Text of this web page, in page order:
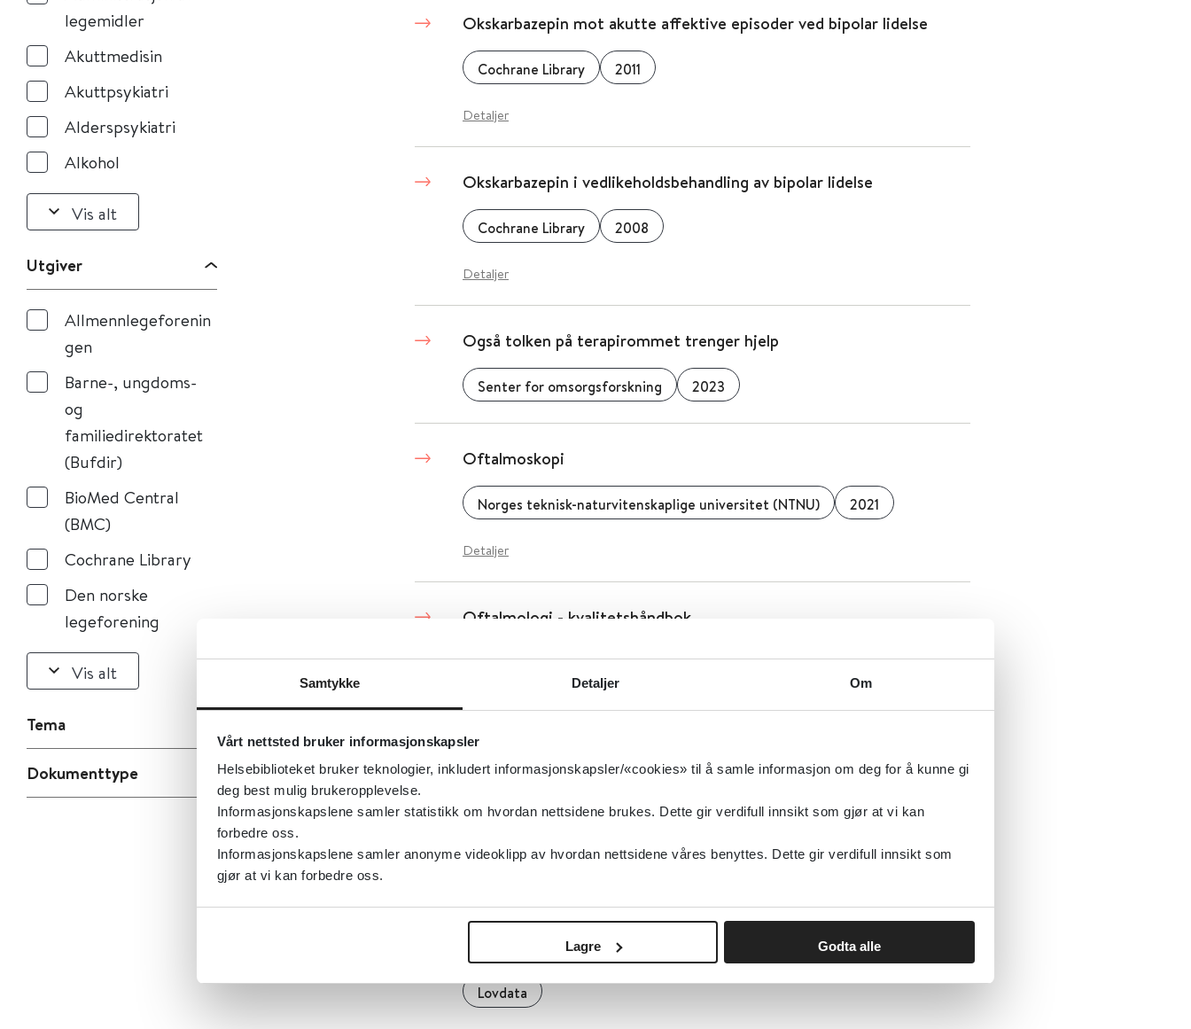
Samtykke Detaljer Om
Vårt nettsted bruker informasjonskapsler
Helsebiblioteket bruker teknologier, inkludert informasjonskapsler/«cookies» til å samle informasjon om deg for å kunne gi
deg best mulig brukeropplevelse.
Informasjonskapslene samler statistikk om hvordan nettsidene brukes. Dette gir verdifull innsikt som gjør at vi kan
forbedre oss.
Informasjonskapslene samler anonyme videoklipp av hvordan nettsidene våres benyttes. Dette gir verdifull innsikt som
gjør at vi kan forbedre oss.
Lagre Godta alle
legemidler
Akuttmedisin
Akuttpsykiatri
Alderspsykiatri
Alkohol
Vis alt
Utgiver
Allmennlegeforenin
gen
Barne-, ungdoms-
og
familiedirektoratet
(Bufdir)
BioMed Central
(BMC)
Cochrane Library
Den norske
legeforening
Vis alt
Tema
Dokumenttype
Okskarbazepin mot akutte affektive episoder ved bipolar lidelse
Cochrane Library 2011
Detaljer
Okskarbazepin i vedlikeholdsbehandling av bipolar lidelse
Cochrane Library 2008
Detaljer
Også tolken på terapirommet trenger hjelp
Senter for omsorgsforskning 2023
Oftalmoskopi
Norges teknisk-naturvitenskaplige universitet (NTNU) 2021
Detaljer
Oftalmologi - kvalitetshåndbok
Norsk oftalmologisk forening 2019
Offentlig finansiering av legemidler - Direktoratet for medisinske
produkter
Direktoratet for medisinske produkter (DMP)
Detaljer
Offentleglova - Lov om rett til innsyn i dokument i offentleg
Lovdata